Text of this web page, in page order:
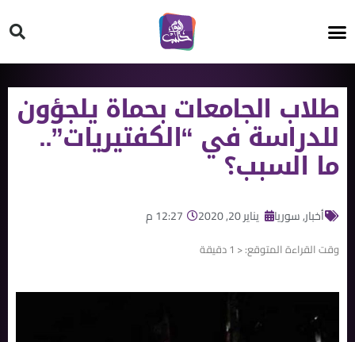
طلاب الجامعات بحماة يلجؤون
للدراسة في “الكفتيريات”..
ما السبب؟
أخبار,سوريا يناير 20, 2020 12:27 م
وقت القراءة المتوقع:< 1 دقيقة